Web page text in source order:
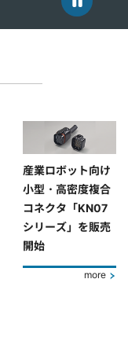
産業ロボット向け
小型・高密度複合
コネクタ「KN07
シリーズ」を販売
開始
more